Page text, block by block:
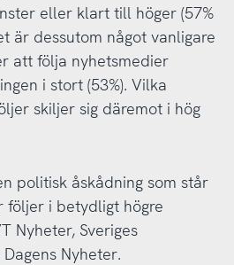
eller klart till höger (57%
är dessutom något vanligare
att följa nyhetsmedier
i stort (53%). Vilka
skiljer sig däremot i hög
politisk åskådning som står
följer i betydligt högre
Nyheter, Sveriges
Nyheter.